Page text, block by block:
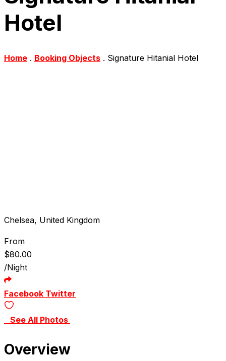
Hotel
Home . Booking Objects . Signature Hitanial Hotel
Chelsea, United Kingdom
From
$80.00
/Night
Facebook Twitter
See All Photos
Overview